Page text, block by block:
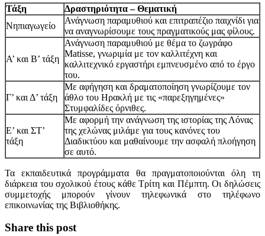
Τάξη Δραστηριότητα– Θεματική
Νηπιαγωγείο
Ανάγνωση παραμυθιού και επιτραπέζιο παιχνίδι για
να αναγνωρίσουμε τους πραγματικούς μας φίλους.
Α’ και Β’ τάξη
Ανάγνωση παραμυθιού με θέμα το ζωγράφο
Matisse, γνωριμία με τον καλλιτέχνη και
καλλιτεχνικό εργαστήρι εμπνευσμένο από το έργο
του.
Γ’ και Δ’ τάξη
Με αφήγηση και δραματοποίηση γνωρίζουμε τον
άθλο του Ηρακλή με τις «παρεξηγημένες»
Στυμφαλίδες όρνιθες.
Ε’ και ΣΤ’
τάξη
Με αφορμή την ανάγνωση της ιστορίας της Λόνας
της χελώνας μιλάμε για τους κανόνες του
Διαδικτύου και μαθαίνουμε την ασφαλή πλοήγηση
σε αυτό.
Τα εκπαιδευτικά προγράμματα θα πραγματοποιούνται όλη τη
διάρκεια του σχολικού έτους κάθε Τρίτη και Πέμπτη. Οι δηλώσεις
συμμετοχής μπορούν γίνουν τηλεφωνικά στο τηλέφωνο
επικοινωνίας της Βιβλιοθήκης.
Share this post